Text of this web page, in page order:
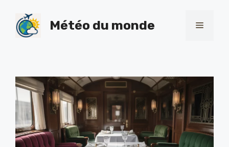
content
Météo du monde Menu